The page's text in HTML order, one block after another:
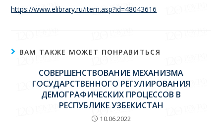
https://www.elibrary.ru/item.asp?id=48043616
ВАМ ТАКЖЕ МОЖЕТ ПОНРАВИТЬСЯ
СОВЕРШЕНСТВОВАНИЕ МЕХАНИЗМА
ГОСУДАРСТВЕННОГО РЕГУЛИРОВАНИЯ
ДЕМОГРАФИЧЕСКИХ ПРОЦЕССОВ В
РЕСПУБЛИКЕ УЗБЕКИСТАН
10.06.2022